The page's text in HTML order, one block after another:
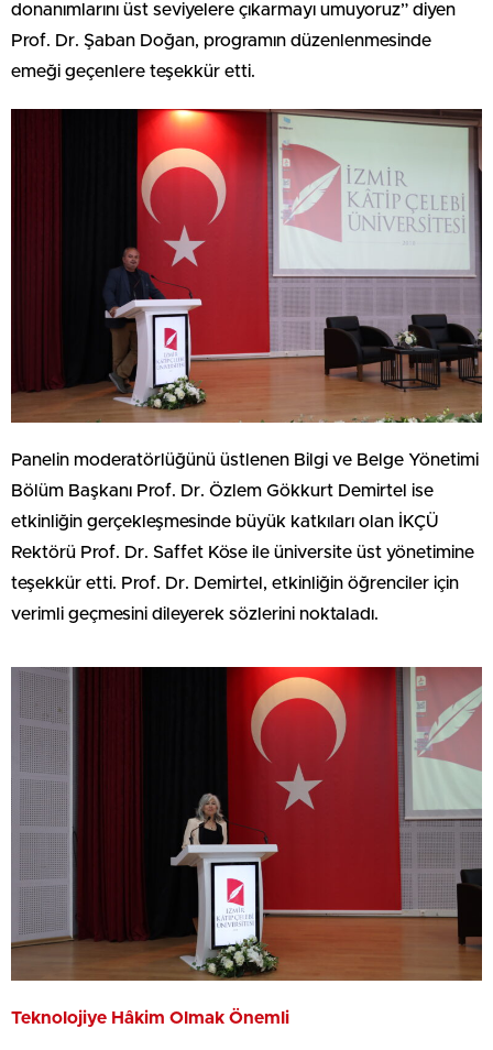
donanımlarını üst seviyelere çıkarmayı umuyoruz” diyen
Prof. Dr. Şaban Doğan, programın düzenlenmesinde
emeği geçenlere teşekkür etti.
Panelin moderatörlüğünü üstlenen Bilgi ve Belge Yönetimi
Bölüm Başkanı Prof. Dr. Özlem Gökkurt Demirtel ise
etkinliğin gerçekleşmesinde büyük katkıları olan İKÇÜ
Rektörü Prof. Dr. Saffet Köse ile üniversite üst yönetimine
teşekkür etti. Prof. Dr. Demirtel, etkinliğin öğrenciler için
verimli geçmesini dileyerek sözlerini noktaladı.
Teknolojiye Hâkim Olmak Önemli